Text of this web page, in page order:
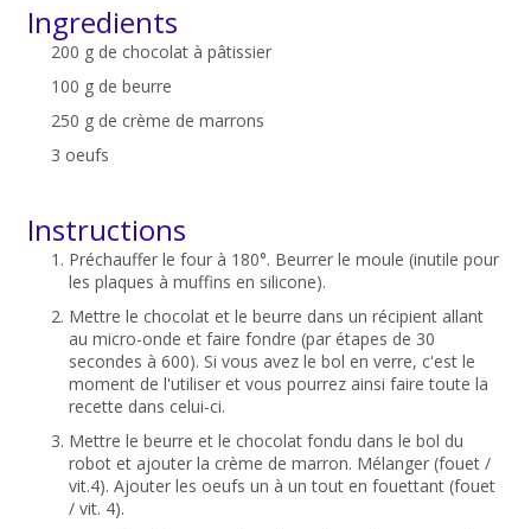
Ingredients
200 g de chocolat à pâtissier
100 g de beurre
250 g de crème de marrons
3 oeufs
Instructions
Préchauffer le four à 180°. Beurrer le moule (inutile pour
les plaques à muffins en silicone).
Mettre le chocolat et le beurre dans un récipient allant
au micro-onde et faire fondre (par étapes de 30
secondes à 600). Si vous avez le bol en verre, c'est le
moment de l'utiliser et vous pourrez ainsi faire toute la
recette dans celui-ci.
Mettre le beurre et le chocolat fondu dans le bol du
robot et ajouter la crème de marron. Mélanger (fouet /
vit.4). Ajouter les oeufs un à un tout en fouettant (fouet
/ vit. 4).